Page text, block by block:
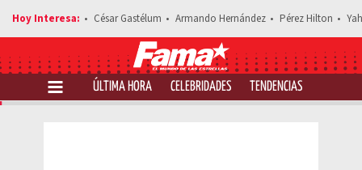
César Gastélum Armando Hernández Pérez Hilton
ÚLTIMA HORA CELEBRIDADES TENDENCIAS
Comparte esta noticia